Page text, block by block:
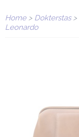
Home> Dokterstas>
Leonardo